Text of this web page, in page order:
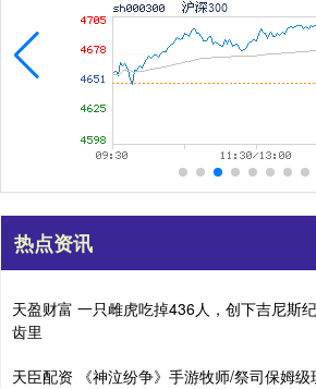
热点资讯
天盈财富 一只雌虎吃掉436人，创下吉尼斯
齿里
天臣配资 《神泣纷争》手游牧师/祭司保姆级